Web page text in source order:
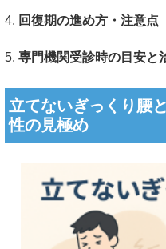
4. 回復期の進め方・注意点
5. 専門機関受診時の目安と
立てないぎっくり腰
性の見極め